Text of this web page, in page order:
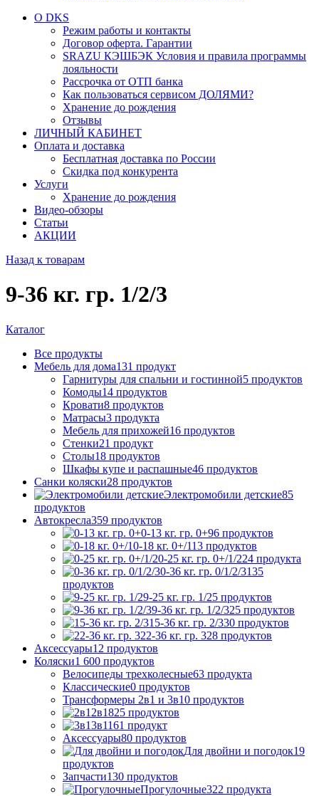
О DKS
Режим работы и контакты
Договор оферта. Гарантии
SRAZU КЭШБЭК Условия и правила программы
лояльности
Рассрочка от ОТП банка
Как пользоваться сервисом ДОЛЯМИ?
Хранение до рождения
Отзывы
ЛИЧНЫЙ КАБИНЕТ
Оплата и доставка
Бесплатная доставка по России
Скидка под конкурента
Услуги
Хранение до рождения
Видео-обзоры
Статьи
АКЦИИ
Назад к товарам
9-36 кг. гр. 1/2/3
Каталог
Все продукты
Мебель для дома131 продукт
Гарнитуры для спальни и гостинной5 продуктов
Комоды14 продуктов
Кровати8 продуктов
Матрасы3 продукта
Мебель для прихожей16 продуктов
Стенки21 продукт
Столы18 продуктов
Шкафы купе и распашные46 продуктов
Санки коляски28 продуктов
Электромобили детские85
продуктов
Автокресла359 продуктов
0-13 кг. гр. 0+96 продуктов
0-18 кг. 0+/113 продуктов
0-25 кг. гр. 0+/1/224 продукта
0-36 кг. гр. 0/1/2/3135
продуктов
9-25 кг. гр. 1/25 продуктов
9-36 кг. гр. 1/2/325 продуктов
15-36 кг. гр. 2/330 продуктов
22-36 кг. гр. 328 продуктов
Аксессуары12 продуктов
Коляски1 600 продуктов
Велосипеды трехколесные63 продукта
Классические0 продуктов
Трансформеры 2в1 и 3в10 продуктов
2в1825 продуктов
3в1161 продукт
Аксессуары80 продуктов
Для двойни и погодок19
продуктов
Запчасти130 продуктов
Прогулочные322 продукта